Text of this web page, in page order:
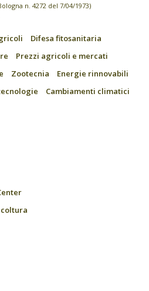
n. 4272 del 7/04/1973)
Difesa fitosanitaria
Prezzi agricoli e mercati
Zootecnia
Energie rinnovabili
Cambiamenti climatici